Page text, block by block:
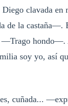
clavada en
de la castaña—.
—Trago hondo—.
soy yo, así
cuñada...